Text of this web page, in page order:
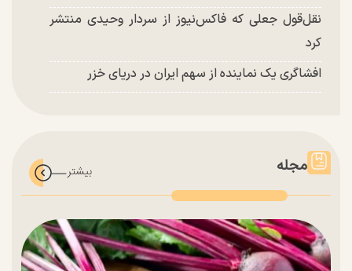
نقل‌قول جعلی که فاکس‌نیوز از سردار وحیدی منتشر
کرد
افشاگری یک نماینده از سهم ایران در دریای خزر
مجله